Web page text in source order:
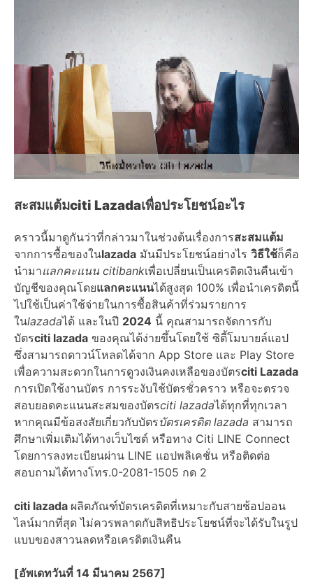
สะสมแต้มciti Lazadaเพื่อประโยชน์อะไร
คราวนี้มาดูกันว่าที่กล่าวมาในช่วงต้นเรื่องการสะสมแต้ม
จากการซื้อของในlazada มันมีประโยชน์อย่างไร วิธีใช้ก็คือ
นำมาแลกคะแนน citibankเพื่อเปลี่ยนเป็นเครดิตเงินคืนเข้า
บัญชีของคุณโดยแลกคะแนนได้สูงสุด 100% เพื่อนำเครดิตนี้
ไปใช้เป็นค่าใช้จ่ายในการซื้อสินค้าที่ร่วมรายการ
ในlazadaได้ และในปี 2024 นี้ คุณสามารถจัดการกับ
บัตรciti lazada ของคุณได้ง่ายขึ้นโดยใช้ ซิตี้โมบายล์แอป
ซึ่งสามารถดาวน์โหลดได้จาก App Store และ Play Store
เพื่อความสะดวกในการดูวงเงินคงเหลือของบัตรciti Lazada
การเปิดใช้งานบัตร การระงับใช้บัตรชั่วคราว หรือจะตรวจ
สอบยอดคะแนนสะสมของบัตรciti lazadaได้ทุกที่ทุกเวลา
หากคุณมีข้อสงสัยเกี่ยวกับบัตรบัตรเครดิต lazada สามารถ
ศึกษาเพิ่มเติมได้ทางเว็บไซต์ หรือทาง Citi LINE Connect
โดยการลงทะเบียนผ่าน LINE แอปพลิเคชั่น หรือติดต่อ
สอบถามได้ทางโทร.0-2081-1505 กด 2
citi lazada ผลิตภัณฑ์บัตรเครดิตที่เหมาะกับสายช้อปออน
ไลน์มากที่สุด ไม่ควรพลาดกับสิทธิประโยชน์ที่จะได้รับในรูป
แบบของสาวนลดหรือเครดิตเงินคืน
[อัพเดทวันที่ 14 มีนาคม 2567]